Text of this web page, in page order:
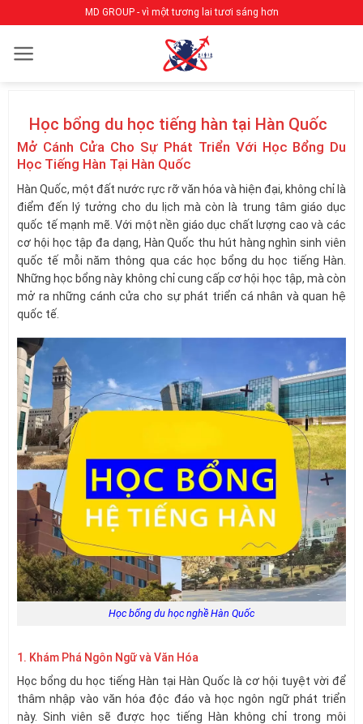
qua
nội
MD GROUP - vì một tương lai tươi sáng hơn
Học bổng du học tiếng hàn tại Hàn Quốc
Mở Cánh Cửa Cho Sự Phát Triển Với Học Bổng Du
Học Tiếng Hàn Tại Hàn Quốc
Hàn Quốc, một đất nước rực rỡ văn hóa và hiện đại, không chỉ là
điểm đến lý tưởng cho du lịch mà còn là trung tâm giáo dục
quốc tế mạnh mẽ. Với một nền giáo dục chất lượng cao và các
cơ hội học tập đa dạng, Hàn Quốc thu hút hàng nghìn sinh viên
quốc tế mỗi năm thông qua các học bổng du học tiếng Hàn.
Những học bổng này không chỉ cung cấp cơ hội học tập, mà còn
mở ra những cánh cửa cho sự phát triển cá nhân và quan hệ
quốc tế.
Học bổng du học nghề Hàn Quốc
1. Khám Phá Ngôn Ngữ và Văn Hóa
Học bổng du học tiếng Hàn tại Hàn Quốc là cơ hội tuyệt vời để
thâm nhập vào văn hóa độc đáo và học ngôn ngữ phát triển
này. Sinh viên sẽ được học tiếng Hàn không chỉ trong môi